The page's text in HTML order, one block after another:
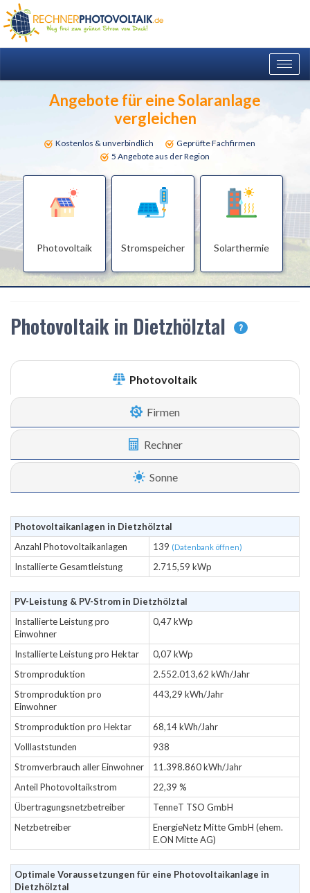
Angebote für eine Solaranlage
vergleichen
Kostenlos & unverbindlich
Geprüfte Fachfirmen
5 Angebote aus der Region
Photovoltaik Stromspeicher Solarthermie
Photovoltaik in Dietzhölztal ?
Photovoltaik
Firmen
Rechner
Sonne
Photovoltaikanlagen in Dietzhölztal
Anzahl Photovoltaikanlagen
139 (Datenbank öffnen)
Installierte Gesamtleistung 2.715,59 kWp
PV-Leistung & PV-Strom in Dietzhölztal
Installierte Leistung pro
Einwohner
0,47 kWp
Installierte Leistung pro Hektar
0,07 kWp
Stromproduktion
2.552.013,62 kWh/Jahr
Stromproduktion pro
Einwohner
443,29 kWh/Jahr
Stromproduktion pro Hektar
68,14 kWh/Jahr
Volllaststunden
938
Stromverbrauch aller Einwohner
11.398.860 kWh/Jahr
Anteil Photovoltaikstrom
22,39 %
Übertragungsnetzbetreiber
TenneT TSO GmbH
Netzbetreiber
EnergieNetz Mitte GmbH (ehem.
E.ON Mitte AG)
Optimale Voraussetzungen für eine Photovoltaikanlage in
Dietzhölztal